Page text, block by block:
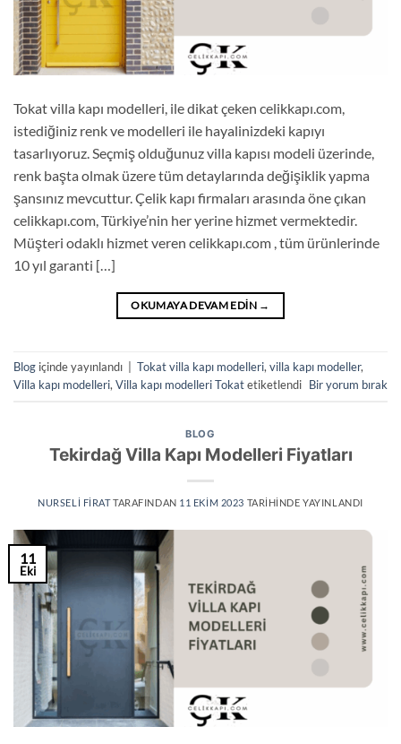
Tokat villa kapı modelleri, ile dikat çeken celikkapı.com,
istediğiniz renk ve modelleri ile hayalinizdeki kapıyı
tasarlıyoruz. Seçmiş olduğunuz villa kapısı modeli üzerinde,
renk başta olmak üzere tüm detaylarında değişiklik yapma
şansınız mevcuttur. Çelik kapı firmaları arasında öne çıkan
celikkapı.com, Türkiye’nin her yerine hizmet vermektedir.
Müşteri odaklı hizmet veren celikkapı.com , tüm ürünlerinde
10 yıl garanti […]
OKUMAYA DEVAM EDIN →
Blog içinde yayınlandı Tokat villa kapı modelleri, villa kapı modeller,
Villa kapı modelleri, Villa kapı modelleri Tokatetiketlendi Bir yorum bırak
BLOG
Tekirdağ Villa Kapı Modelleri Fiyatları
NURSELI FIRATTARAFINDAN 11 EKIM 2023 TARIHINDE YAYINLANDI
11
Eki